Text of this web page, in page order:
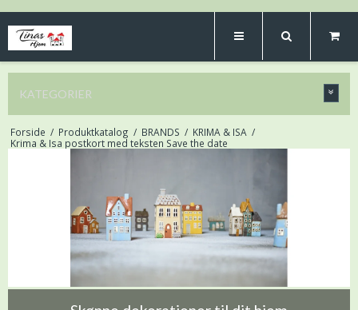
KATEGORIER
Forside / Produktkatalog / BRANDS / KRIMA & ISA /
Krima & Isa postkort med teksten Save the date